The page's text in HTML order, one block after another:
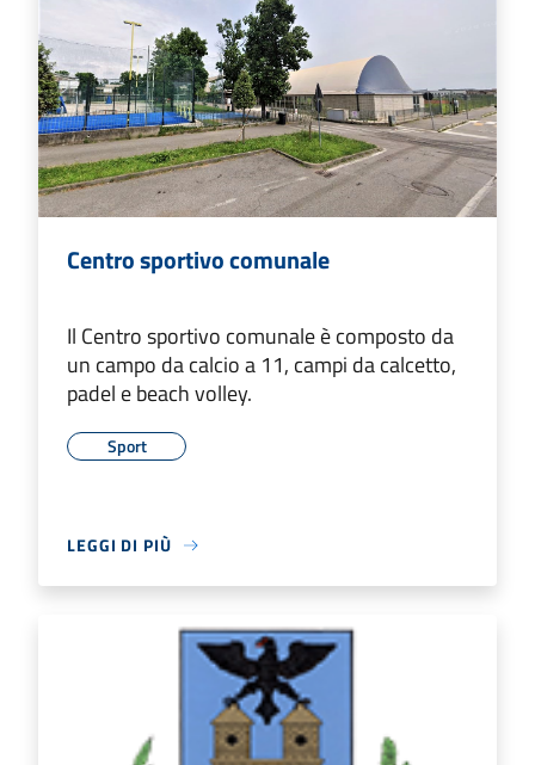
Centro sportivo comunale
Il Centro sportivo comunale è composto da
un campo da calcio a 11, campi da calcetto,
padel e beach volley.
Sport
LEGGI DI PIÙ